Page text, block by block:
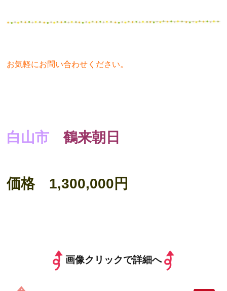
お気軽にお問い合わせください。
白山市鶴来朝日
価格 1,300,000円
画像クリックで詳細へ